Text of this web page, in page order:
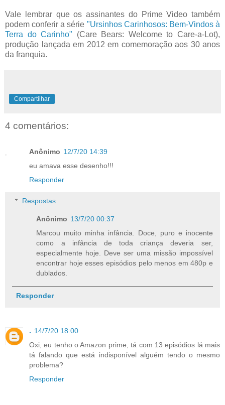
Vale lembrar que os assinantes do Prime Video também
podem conferir a série "Ursinhos Carinhosos: Bem-Vindos à
Terra do Carinho" (Care Bears: Welcome to Care-a-Lot),
produção lançada em 2012 em comemoração aos 30 anos
da franquia.
Compartilhar
4 comentários:
Anônimo 12/7/20 14:39
eu amava esse desenho!!!
Responder
Respostas
Anônimo 13/7/20 00:37
Marcou muito minha infância. Doce, puro e inocente
como a infância de toda criança deveria ser,
especialmente hoje. Deve ser uma missão impossível
encontrar hoje esses episódios pelo menos em 480p e
dublados.
Responder
. 14/7/20 18:00
Oxi, eu tenho o Amazon prime, tá com 13 episódios lá mais
tá falando que está indisponível alguém tendo o mesmo
problema?
Responder